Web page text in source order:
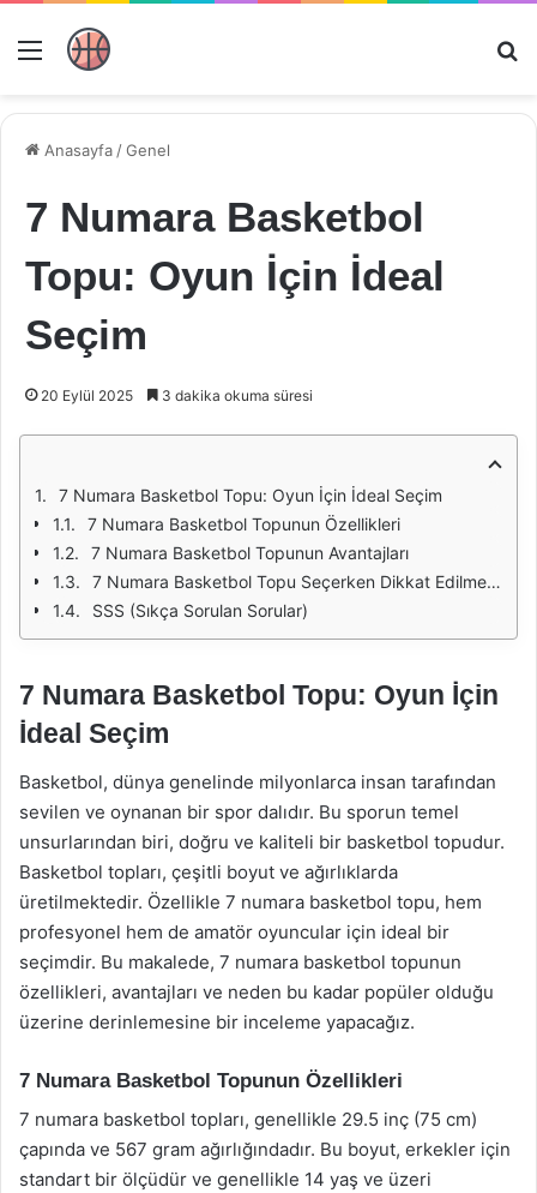
Menü
Anasayfa /Genel
7 Numara Basketbol
Topu: Oyun İçin İdeal
Seçim
20 Eylül 2025 3 dakika okuma süresi
7 Numara Basketbol Topu: Oyun İçin İdeal Seçim
7 Numara Basketbol Topunun Özellikleri
7 Numara Basketbol Topunun Avantajları
7 Numara Basketbol Topu Seçerken Dikkat Edilmesi Gerekenler
SSS (Sıkça Sorulan Sorular)
7 Numara Basketbol Topu: Oyun İçin
İdeal Seçim
Basketbol, dünya genelinde milyonlarca insan tarafından
sevilen ve oynanan bir spor dalıdır. Bu sporun temel
unsurlarından biri, doğru ve kaliteli bir basketbol topudur.
Basketbol topları, çeşitli boyut ve ağırlıklarda
üretilmektedir. Özellikle 7 numara basketbol topu, hem
profesyonel hem de amatör oyuncular için ideal bir
seçimdir. Bu makalede, 7 numara basketbol topunun
özellikleri, avantajları ve neden bu kadar popüler olduğu
üzerine derinlemesine bir inceleme yapacağız.
7 Numara Basketbol Topunun Özellikleri
7 numara basketbol topları, genellikle 29.5 inç (75 cm)
çapında ve 567 gram ağırlığındadır. Bu boyut, erkekler için
standart bir ölçüdür ve genellikle 14 yaş ve üzeri